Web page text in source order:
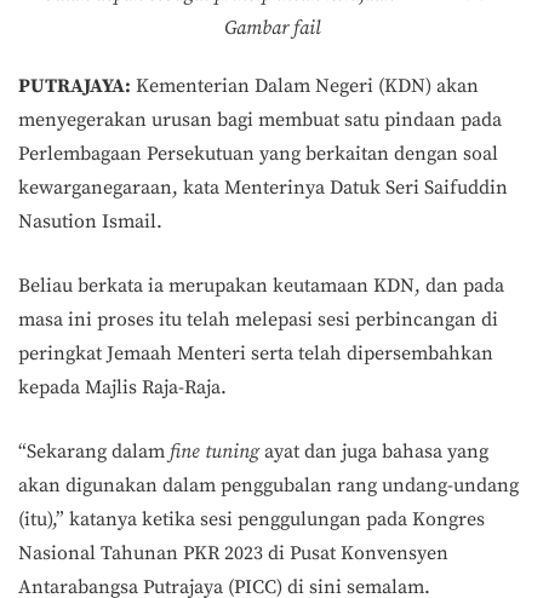
Gambar fail
PUTRAJAYA: Kementerian Dalam Negeri (KDN) akan
menyegerakan urusan bagi membuat satu pindaan pada
Perlembagaan Persekutuan yang berkaitan dengan soal
kewarganegaraan, kata Menterinya Datuk Seri Saifuddin
Nasution Ismail.
Beliau berkata ia merupakan keutamaan KDN, dan pada
masa ini proses itu telah melepasi sesi perbincangan di
peringkat Jemaah Menteri serta telah dipersembahkan
kepada Majlis Raja-Raja.
“Sekarang dalam fine tuningayat dan juga bahasa yang
akan digunakan dalam penggubalan rang undang-undang
(itu),” katanya ketika sesi penggulungan pada Kongres
Nasional Tahunan PKR 2023 di Pusat Konvensyen
Antarabangsa Putrajaya (PICC) di sini semalam.